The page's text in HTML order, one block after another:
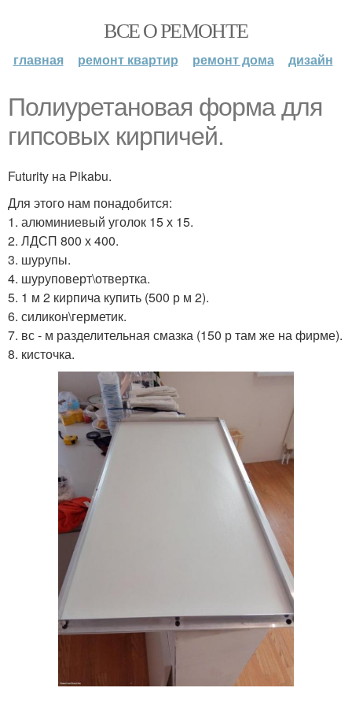
ВСЕ О РЕМОНТЕ
главная ремонт квартир ремонт дома дизайн
Полиуретановая форма для
гипсовых кирпичей.
Futurity на Pikabu.
Для этого нам понадобится:
1. алюминиевый уголок 15 х 15.
2. ЛДСП 800 х 400.
3. шурупы.
4. шуруповерт\отвертка.
5. 1 м 2 кирпича купить (500 р м 2).
6. силикон\герметик.
7. вс - м разделительная смазка (150 р там же на фирме).
8. кисточка.